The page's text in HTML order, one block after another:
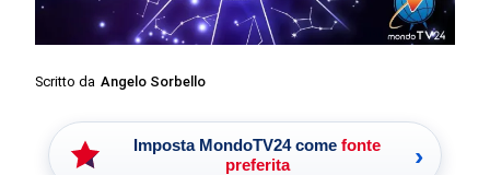
Scritto da Angelo Sorbello
Imposta MondoTV24 come fonte
preferita
›